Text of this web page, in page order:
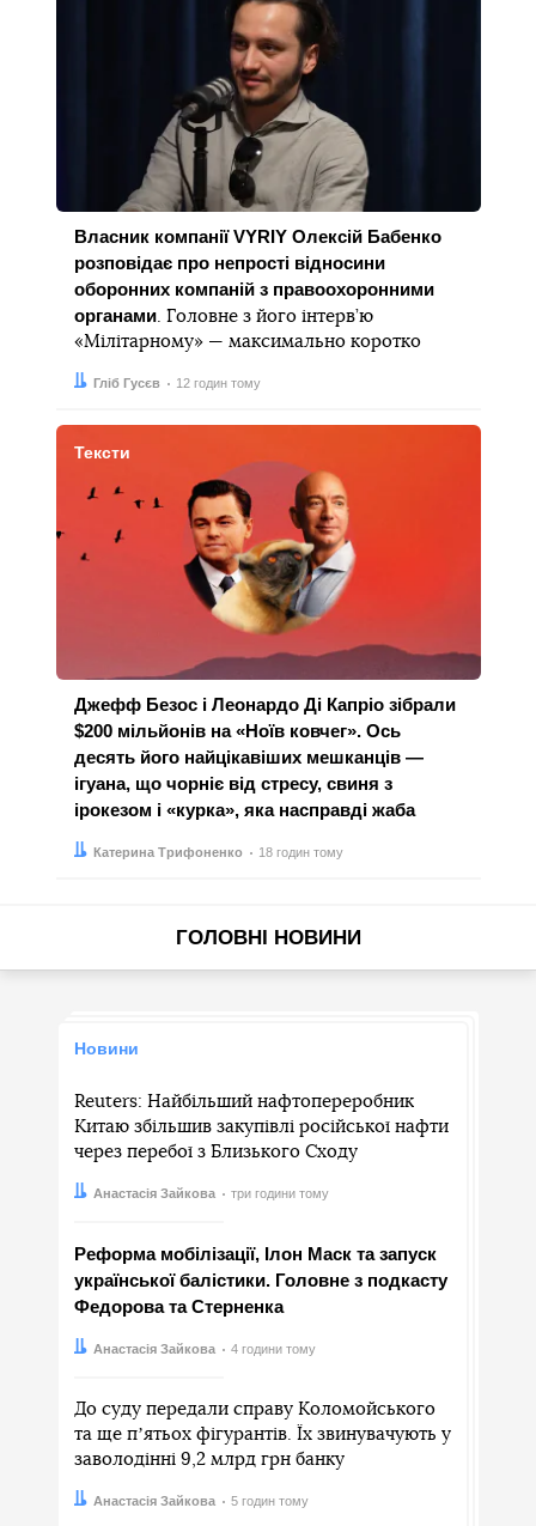
Власник компанії VYRIY Олексій Бабенко
розповідає про непрості відносини
оборонних компаній з правоохоронними
органами. Головне з його інтерв’ю
«Мілітарному» — максимально коротко
Автор:Гліб Гусєв
Дата: 12 годин тому
Тексти
Джефф Безос і Леонардо Ді Капріо зібрали
$200 мільйонів на «Ноїв ковчег». Ось
десять його найцікавіших мешканців —
ігуана, що чорніє від стресу, свиня з
ірокезом і «курка», яка насправді жаба
Автор:Катерина Трифоненко
Дата: 18 годин тому
ГОЛОВНІ НОВИНИ
Новини
Reuters: Найбільший нафтопереробник
Китаю збільшив закупівлі російської нафти
через перебої з Близького Сходу
Автор:Анастасія Зайкова
Дата: три години тому
Реформа мобілізації, Ілон Маск та запуск
української балістики. Головне з подкасту
Федорова та Стерненка
Автор:Анастасія Зайкова
Дата: 4 години тому
До суду передали справу Коломойського
та ще пʼятьох фігурантів. Їх звинувачують у
заволодінні 9,2 млрд грн банку
Автор:Анастасія Зайкова
Дата: 5 годин тому